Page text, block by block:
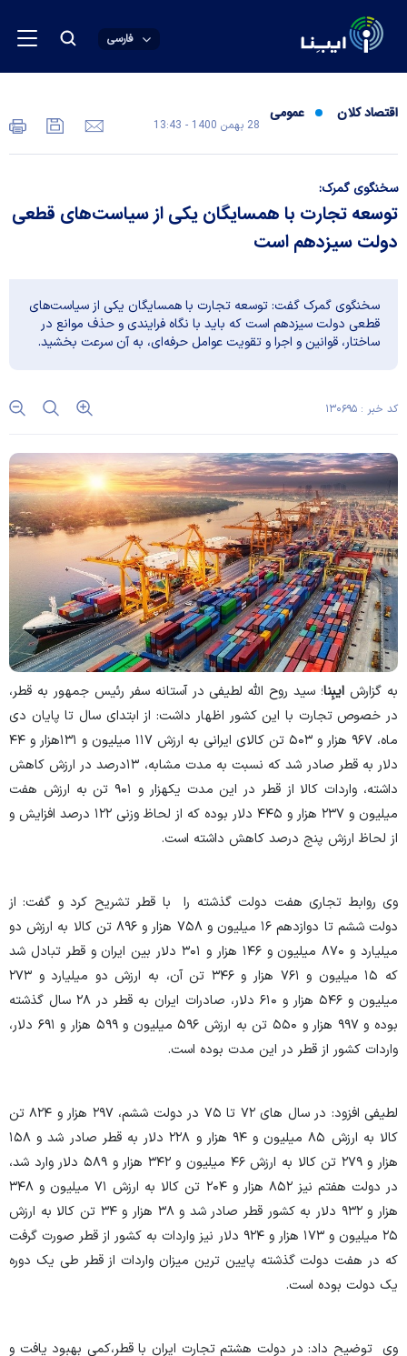
فارسی
اقتصاد کلان عمومی
28 بهمن 1400 - 13:43
سخنگوی گمرک:
توسعه تجارت با همسایگان یکی از سیاست‌های قطعی
دولت سیزدهم است
سخنگوی گمرک گفت: توسعه تجارت با همسایگان یکی از سیاست‌های
قطعی دولت سیزدهم است که باید با نگاه فرایندی و حذف موانع در
ساختار، قوانین و اجرا و تقویت عوامل حرفه‌ای، به آن سرعت بخشید.
کد خبر : ۱۳۰۶۹۵
به گزارش ایبِنا؛ سید روح الله لطیفی در آستانه سفر رئیس جمهور به قطر،
در خصوص تجارت با این کشور اظهار داشت: از ابتدای سال تا پایان دی
ماه، ۹۶۷ هزار و ۵۰۳ تن کالای ایرانی به ارزش ۱۱۷ میلیون و ۱۳۱هزار و ۴۴
دلار به قطر صادر شد که نسبت به مدت مشابه، ۱۳درصد در ارزش کاهش
داشته، واردات کالا از قطر در این مدت یکهزار و ۹۰۱ تن به ارزش هفت
میلیون و ۲۳۷ هزار و ۴۴۵ دلار بوده که از لحاظ وزنی ۱۲۲ درصد افزایش و
از لحاظ ارزش پنج درصد کاهش داشته است.
وی روابط تجاری هفت دولت گذشته را با قطر تشریح کرد و گفت: از
دولت ششم تا دوازدهم ۱۶ میلیون و ۷۵۸ هزار و ۸۹۶ تن کالا به ارزش دو
میلیارد و ۸۷۰ میلیون و ۱۴۶ هزار و ۳۰۱ دلار بین ایران و قطر تبادل شد
که ۱۵ میلیون و ۷۶۱ هزار و ۳۴۶ تن آن، به ارزش دو میلیارد و ۲۷۳
میلیون و ۵۴۶ هزار و ۶۱۰ دلار، صادرات ایران به قطر در ۲۸ سال گذشته
بوده و ۹۹۷ هزار و ۵۵۰ تن به ارزش ۵۹۶ میلیون و ۵۹۹ هزار و ۶۹۱ دلار،
واردات کشور از قطر در این مدت بوده است.
لطیفی افزود: در سال های ۷۲ تا ۷۵ در دولت ششم، ۲۹۷ هزار و ۸۲۴ تن
کالا به ارزش ۸۵ میلیون و ۹۴ هزار و ۲۲۸ دلار به قطر صادر شد و ۱۵۸
هزار و ۲۷۹ تن کالا به ارزش ۴۶ میلیون و ۳۴۲ هزار و ۵۸۹ دلار وارد شد،
در دولت هفتم نیز ۸۵۲ هزار و ۲۰۴ تن کالا به ارزش ۷۱ میلیون و ۳۴۸
هزار و ۹۳۲ دلار به کشور قطر صادر شد و ۳۸ هزار و ۳۴ تن کالا به ارزش
۲۵ میلیون و ۱۷۳ هزار و ۹۲۴ دلار نیز واردات به کشور از قطر صورت گرفت
که در هفت دولت گذشته پایین ترین میزان واردات از قطر طی یک دوره
یک دولت بوده است.
وی توضیح داد: در دولت هشتم تجارت ایران با قطر،کمی بهبود یافت و